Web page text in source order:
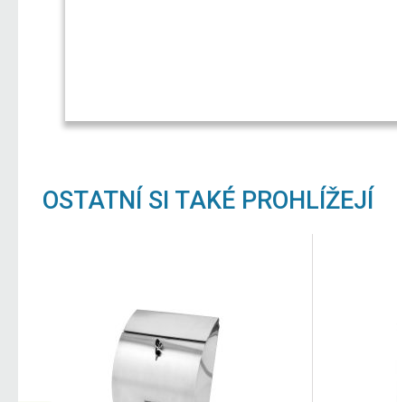
OSTATNÍ SI TAKÉ PROHLÍŽEJÍ